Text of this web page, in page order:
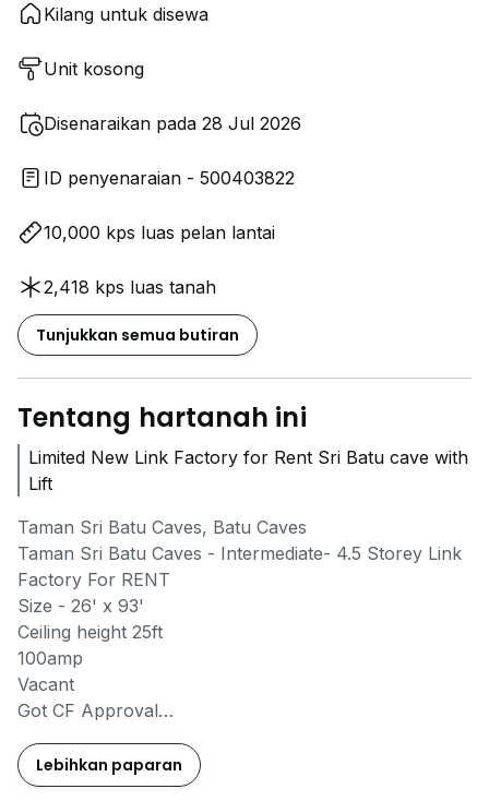
Kilang untuk disewa
Unit kosong
Disenaraikan pada 28 Jul 2026
ID penyenaraian - 500403822
10,000 kps luas pelan lantai
2,418 kps luas tanah
Tunjukkan semua butiran
Tentang hartanah ini
Limited New Link Factory for Rent Sri Batu cave with
Lift
Taman Sri Batu Caves, Batu Caves
Taman Sri Batu Caves - Intermediate- 4.5 Storey Link
Factory For RENT
Size - 26' x 93'
Ceiling height 25ft
100amp
Vacant
Got CF Approval
Interested? Contact me now for viewing & secure
Lebihkan paparan